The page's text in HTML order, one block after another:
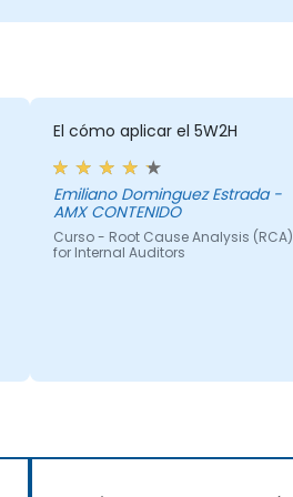
y
de
de
y
El cómo aplicar el 5W2H
Emiliano Dominguez Estrada -
AMX CONTENIDO
Curso - Root Cause Analysis (RCA)
for Internal Auditors